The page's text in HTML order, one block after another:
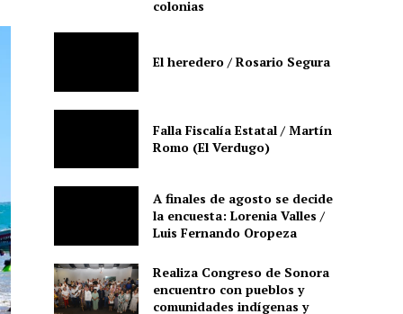
colonias
El heredero / Rosario Segura
Falla Fiscalía Estatal / Martín
Romo (El Verdugo)
A finales de agosto se decide
la encuesta: Lorenia Valles /
Luis Fernando Oropeza
Realiza Congreso de Sonora
encuentro con pueblos y
comunidades indígenas y